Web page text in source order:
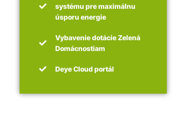
systému pre maximálnu
úsporu energie
Vybavenie dotácie Zelená
Domácnostiam
Deye Cloud portál